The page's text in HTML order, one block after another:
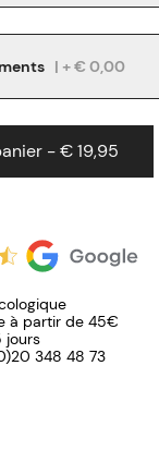
| + € 0,00
- € 19,95
à partir de 45€
jours
348 48 73